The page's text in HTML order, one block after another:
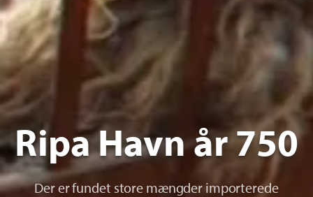
Ripa Havn år 750
Der er fundet store mængder importerede